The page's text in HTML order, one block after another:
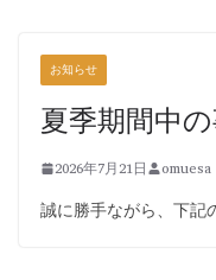
お知らせ
夏季期間中
2026年7月21日 omuesa
誠に勝手ながら、下記